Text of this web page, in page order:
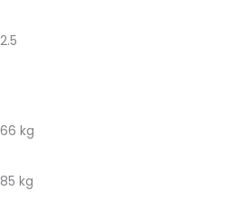
2.5
66 kg
85 kg